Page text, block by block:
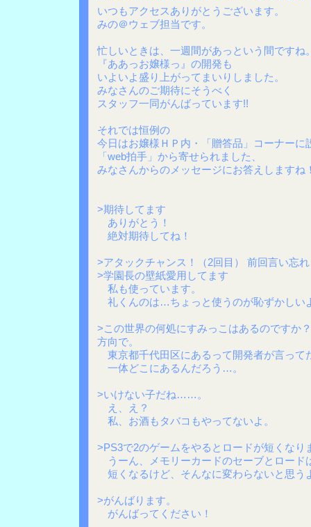
いつもアクセスありがとうございます。
みの＠ウェブ担当です。
忙しいときは、一週間があっという間ですね
『ああっお嬢様っ』の開発も
いよいよ盛り上がってまいりしました。
みなさんのご期待にそうべく
スタッフ一同がんばっています!!
それでは恒例の
今日はお嬢様ＨＰ内・「贈答品」コーナーに
「web拍手」から寄せられました、
みなさんからのメッセージにお答えしますね
>期待してます
ありがとう！
絶対期待してね！
>アタックチャンス！（2回目） 前回言い忘
>学園長の壁紙愛用してます
私も使っています。
礼くんのは…ちょっと使うのが恥ずかしい
>この世界の何処にすみっこはあるのですか
方向で。
東京都千代田区にあるって開発者が言っ
一体どこにあるんだろう…。
>いけない子だね……。
え、え？
私、お酒もタバコもやってないよ。
>PS3で2のゲームをやるとロードが短くなり
うーん、メモリーカードのセーブとロード
短くなるけど、そんなに変わらないと思う
>がんばります。
がんばってください！